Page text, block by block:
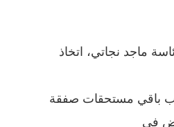
ماجد نجاتي، اتخاذ
باقي مستحقات صفقة
في